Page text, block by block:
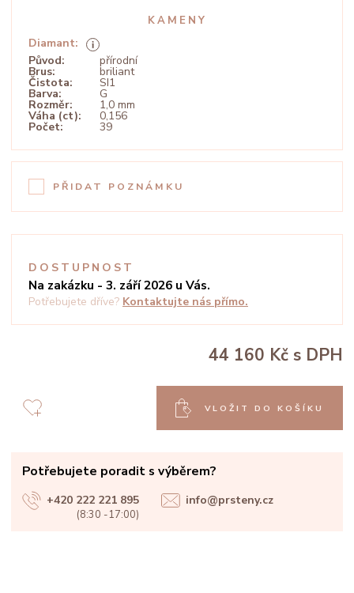
KAMENY
Diamant:
Původ:
přírodní
Brus: briliant
Čistota: SI1
Barva: G
Rozměr: 1,0 mm
Váha (ct): 0,156
Počet: 39
PŘIDAT POZNÁMKU
DOSTUPNOST
Na zakázku - 3. září 2026 u Vás.
Potřebujete dříve? Kontaktujte nás přímo.
44 160 Kč s DPH
VLOŽIT DO KOŠÍKU
Potřebujete poradit s výběrem?
+420 222 221 895
(8:30 -17:00)
info@prsteny.cz